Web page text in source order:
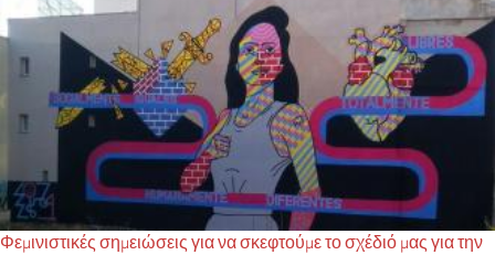
Φεμινιστικές σημειώσεις για να σκεφτούμε το σχέδιό μας για την